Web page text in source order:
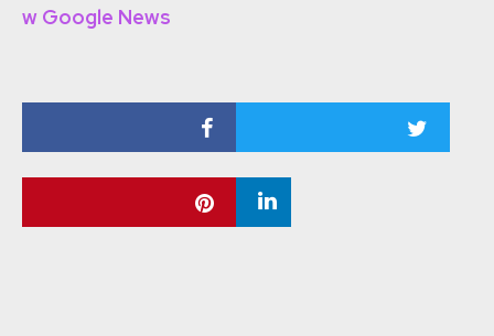
w Google News